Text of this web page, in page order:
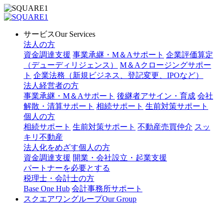
サービスOur Services
法人の方
資金調達支援 事業承継・M＆Aサポート 企業評価算定
（デューディリジェンス）
M＆Aクロージングサポー
ト 企業法務（新規ビジネス、登記変更、IPOなど）
法人経営者の方
事業承継・M＆Aサポート 後継者アサイン・育成 会社
解散・清算サポート 相続サポート 生前対策サポート
個人の方
相続サポート 生前対策サポート 不動産売買仲介 スッ
キリ不動産
法人化をめざす個人の方
資金調達支援 開業・会社設立・起業支援
パートナーを必要とする
税理士・会計士の方
Base One Hub 会計事務所サポート
スクエアワングループOur Group